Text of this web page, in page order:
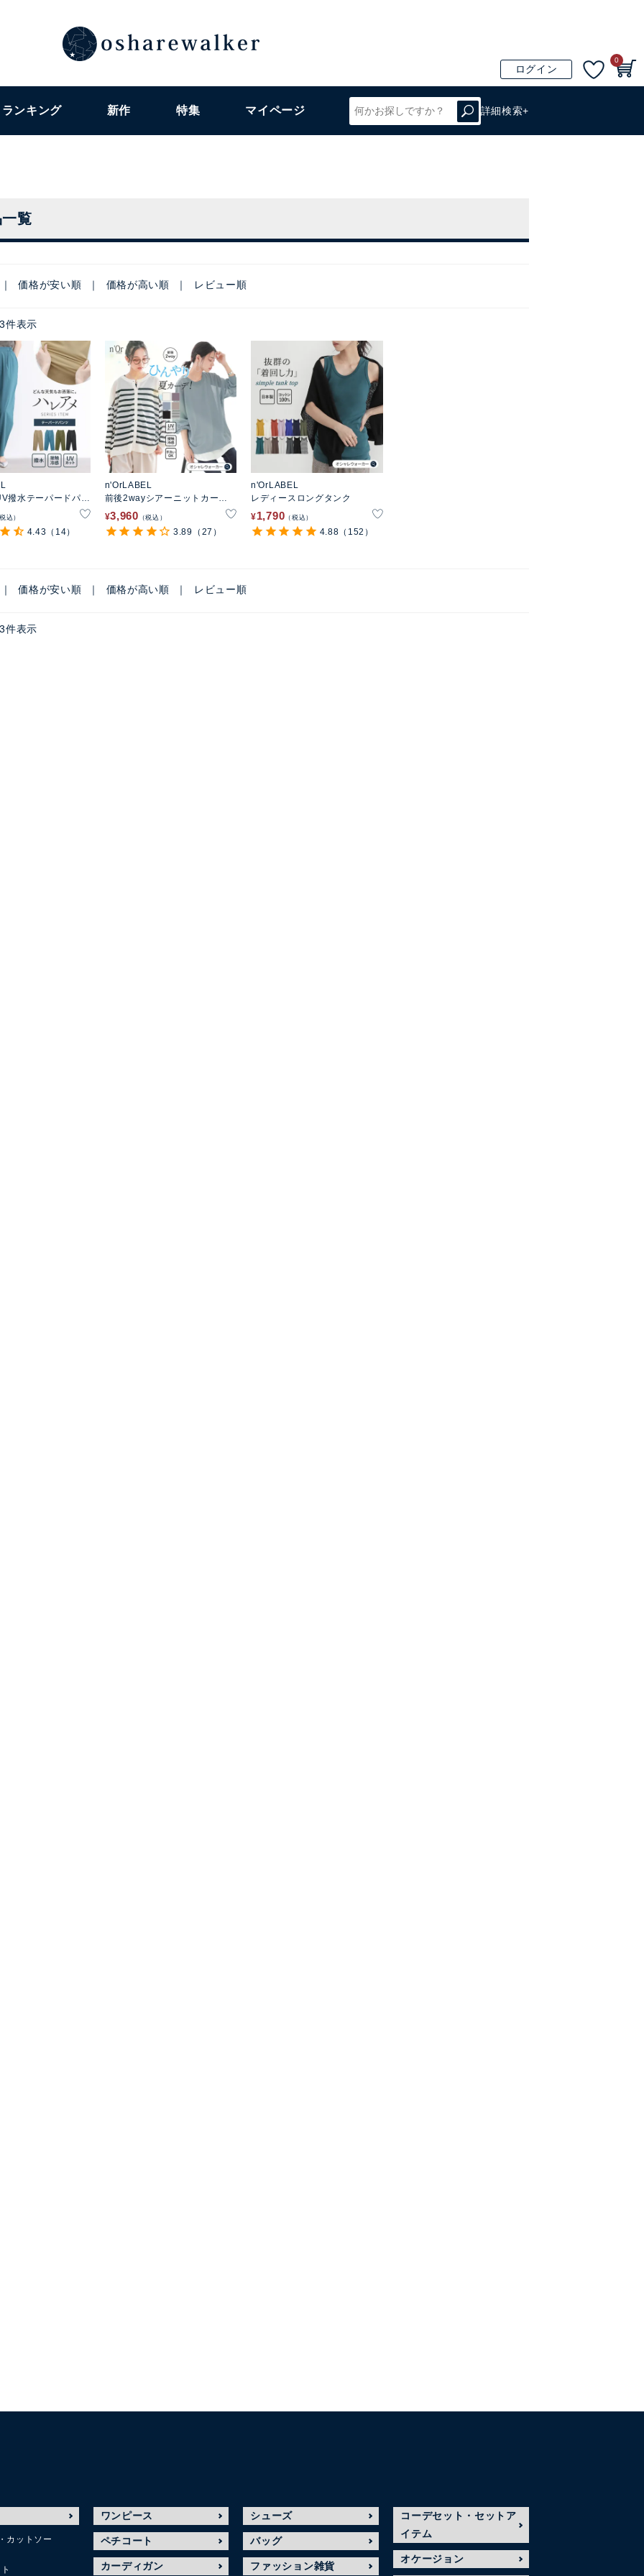
ログイン
0
ランキング 新作 特集 マイページ 詳細検索+
覧
価格が安い順 価格が高い順 レビュー順
3件表示
撥水テーパードパン
込
4.43 （14）
n'OrLABEL
前後2wayシアーニットカーデ
ィガン
¥3,960 税込
3.89 （27）
n'OrLABEL
レディースロングタンク
¥1,790 税込
4.88 （152）
価格が安い順 価格が高い順 レビュー順
3件表示
カットソー
ワンピース
ペチコート
カーディガン
シューズ
バッグ
ファッション雑貨
コーデセット・セットア
イテム
オケージョン